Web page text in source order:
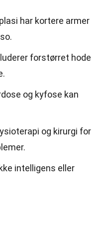
har kortere armer
forstørret hode
og kyfose kan
og kirurgi for
intelligens eller